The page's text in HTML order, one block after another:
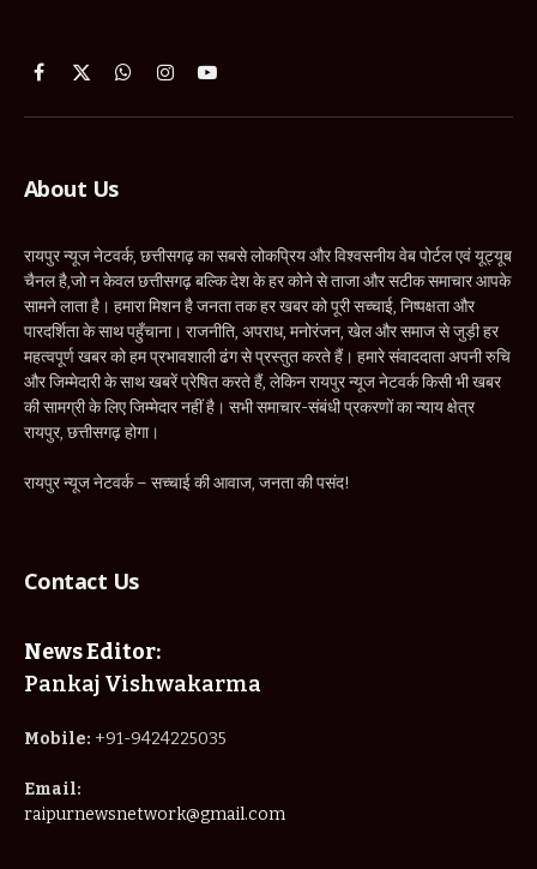
Facebook
X
WhatsApp
InstagramYouTube
About Us
रायपुर न्यूज नेटवर्क, छत्तीसगढ़ का सबसे लोकप्रिय और विश्वसनीय वेब पोर्टल एवं यूट्यूब
चैनल है,जो न केवल छत्तीसगढ़ बल्कि देश के हर कोने से ताजा और सटीक समाचार आपके
सामने लाता है। हमारा मिशन है जनता तक हर खबर को पूरी सच्चाई, निष्पक्षता और
पारदर्शिता के साथ पहुँचाना। राजनीति, अपराध, मनोरंजन, खेल और समाज से जुड़ी हर
महत्वपूर्ण खबर को हम प्रभावशाली ढंग से प्रस्तुत करते हैं। हमारे संवाददाता अपनी रुचि
और जिम्मेदारी के साथ खबरें प्रेषित करते हैं, लेकिन रायपुर न्यूज नेटवर्क किसी भी खबर
की सामग्री के लिए जिम्मेदार नहीं है। सभी समाचार-संबंधी प्रकरणों का न्याय क्षेत्र
रायपुर, छत्तीसगढ़ होगा।
रायपुर न्यूज नेटवर्क – सच्चाई की आवाज, जनता की पसंद!
Contact Us
News Editor:
Pankaj Vishwakarma
Mobile: +91-9424225035
Email:
raipurnewsnetwork@gmail.com